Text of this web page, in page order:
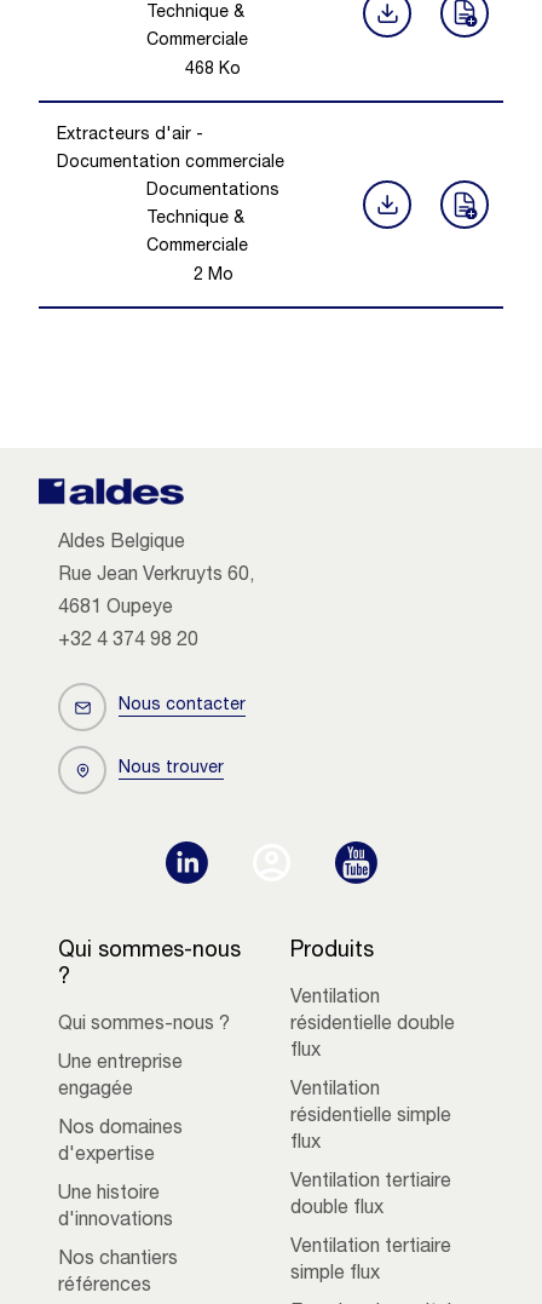
Technique &
Commerciale
468 Ko
Extracteurs d'air -
Documentation commerciale
Documentations
Technique &
Commerciale
2 Mo
Aldes Belgique
Rue Jean Verkruyts 60,
4681 Oupeye
+32 4 374 98 20
Nous contacter
Nous trouver
Qui sommes-nous
?
Qui sommes-nous ?
Une entreprise
engagée
Nos domaines
d'expertise
Une histoire
d'innovations
Nos chantiers
références
Produits
Ventilation
résidentielle double
flux
Ventilation
résidentielle simple
flux
Ventilation tertiaire
double flux
Ventilation tertiaire
simple flux